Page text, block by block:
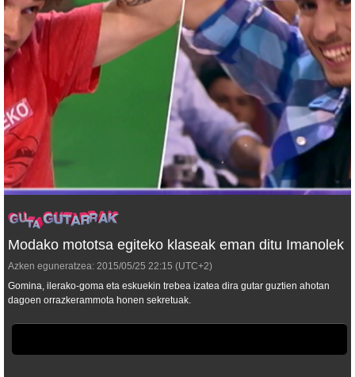
Modako mototsa egiteko klaseak eman ditu Imanolek
Azken eguneratzea: 2015/05/25 22:15 (UTC+2)
Gomina, ilerako-goma eta eskuekin trebea izatea dira gutar guztien ahotan
dagoen orrazkerammota honen sekretuak.